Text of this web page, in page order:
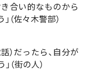
合い的なものから
（佐々木警部）
）だったら、自分が
（街の人）